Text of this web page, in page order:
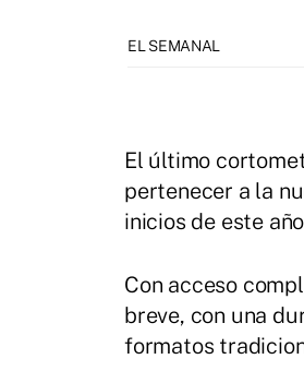
EL SEMANAL
El último
pertenecer a la
inicios de este
Con acceso
breve, con una
formatos